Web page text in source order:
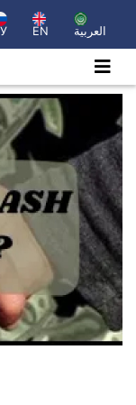
EN العربية